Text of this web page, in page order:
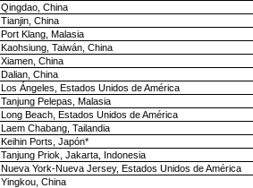
Qingdao, China
Tianjin, China
Port Klang, Malasia
Kaohsiung, Taiwán, China
Xiamen, China
Dalian, China
Los Ángeles, Estados Unidos de América
Tanjung Pelepas, Malasia
Long Beach, Estados Unidos de América
Laem Chabang, Tailandia
Keihin Ports, Japón*
Tanjung Priok, Jakarta, Indonesia
Nueva York-Nueva Jersey, Estados Unidos de América
Yingkou, China